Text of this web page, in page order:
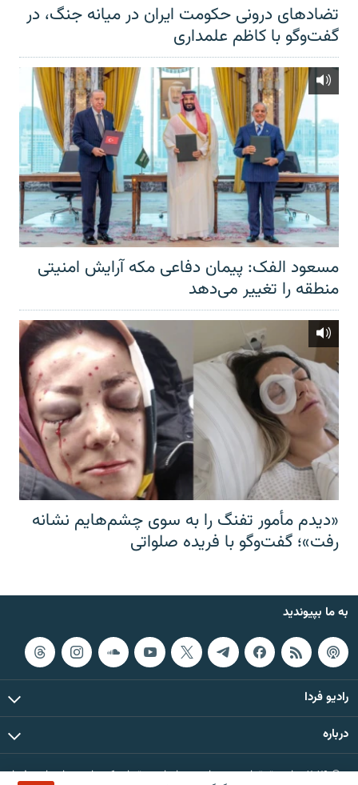
تضادهای درونی حکومت ایران در میانه جنگ، در
گفت‌‌وگو با کاظم علمداری
مسعود الفک: پیمان دفاعی مکه آرایش امنیتی
منطقه را تغییر می‌دهد
«دیدم مأمور تفنگ را به سوی چشم‌هایم نشانه
رفت»؛ گفت‌و‌گو با فریده صلواتی
به ما بپیوندید
رادیو فردا
درباره
© ۲۰۲۶ تمام حقوق این وب‌سایت، بر اساس مقررات کپی‌رایت، برای رادیو فردا